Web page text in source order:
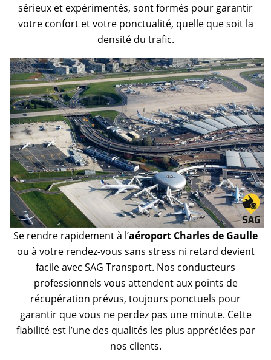
sérieux et expérimentés, sont formés pour garantir
votre confort et votre ponctualité, quelle que soit la
densité du trafic.
Se rendre rapidement à l’aéroport Charles de Gaulle
ou à votre rendez-vous sans stress ni retard devient
facile avec SAG Transport. Nos conducteurs
professionnels vous attendent aux points de
récupération prévus, toujours ponctuels pour
garantir que vous ne perdez pas une minute. Cette
fiabilité est l’une des qualités les plus appréciées par
nos clients.